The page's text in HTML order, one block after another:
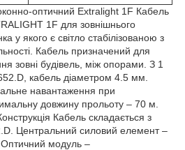
оптичний Extralight 1F Кабель
1F для зовнішнього
у якого є світло стабілізованою з
Кабель призначений для
зовні будівель, між опорами. З 1
кабель діаметром 4.5 мм.
навантаження при
довжину прольоту – 70 м.
Кабель складається з
Центральний силовий елемент –
Оптичний модуль –